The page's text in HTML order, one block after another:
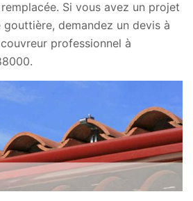
Si vous avez un projet
demandez un devis à
professionnel à